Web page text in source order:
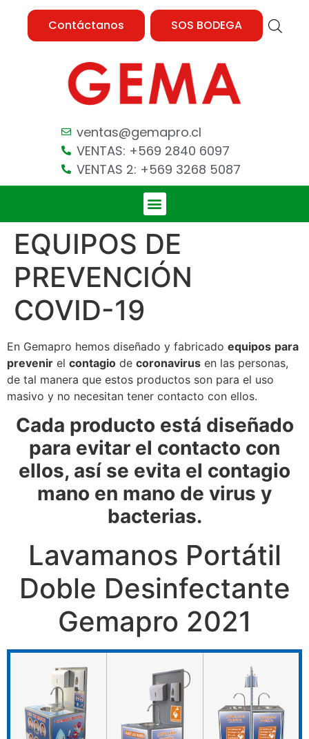
Contáctanos SOS BODEGA
ventas@gemapro.cl
VENTAS: +569 2840 6097
VENTAS 2: +569 3268 5087
EQUIPOS DE
PREVENCIÓN
COVID-19
En Gemapro hemos diseñado y fabricado equipos para
prevenir el contagio de coronavirus en las personas,
de tal manera que estos productos son para el uso
masivo y no necesitan tener contacto con ellos.
Cada producto está diseñado
para evitar el contacto con
ellos, así se evita el contagio
mano en mano de virus y
bacterias.
Lavamanos Portátil
Doble Desinfectante
Gemapro 2021